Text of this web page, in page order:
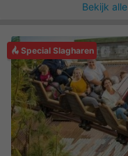
Bekijk
Special Slagharen